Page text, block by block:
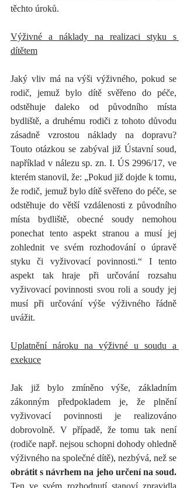
těchto úroků.
Výživné a náklady na realizaci styku s
dítětem
Jaký vliv má na výši výživného, pokud se
rodič, jemuž bylo dítě svěřeno do péče,
odstěhuje daleko od původního místa
bydliště, a druhému rodiči z tohoto důvodu
zásadně vzrostou náklady na dopravu?
Touto otázkou se zabýval již Ústavní soud,
například v nálezu sp. zn. I. ÚS 2996/17, ve
kterém stanovil, že: „Pokud již dojde k tomu,
že rodič, jemuž bylo dítě svěřeno do péče, se
odstěhuje do větší vzdálenosti z původního
místa bydliště, obecné soudy nemohou
ponechat tento aspekt stranou a musí jej
zohlednit ve svém rozhodování o úpravě
styku či vyživovací povinnosti.“ I tento
aspekt tak hraje při určování rozsahu
vyživovací povinnosti svou roli a soudy jej
musí při určování výše výživného řádně
uvážit.
Uplatnění nároku na výživné u soudu a
exekuce
Jak již bylo zmíněno výše, základním
zákonným předpokladem je, že plnění
vyživovací povinnosti je realizováno
dobrovolně. V případě, že tomu tak není
(rodiče např. nejsou schopni dohody ohledně
obrátit s návrhem na jeho určení na soud.
Ten ve svém rozhodnutí stanoví zpravidla